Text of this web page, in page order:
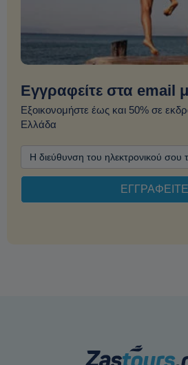
Εγγραφείτε στα email
Εξοικονομήστε έως και 50% σε
Ελλάδα